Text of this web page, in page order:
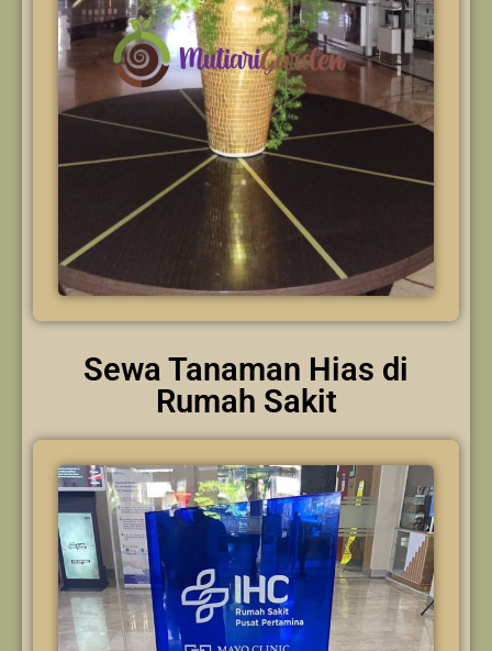
Sewa Tanaman Hias di
Rumah Sakit